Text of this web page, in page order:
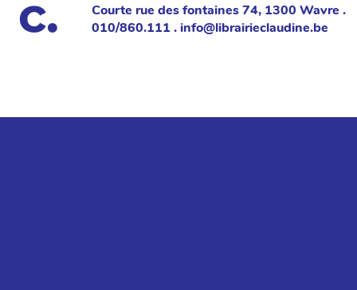
Courte rue des fontaines 74, 1300 Wavre .
010/860.111 . info@librairieclaudine.be